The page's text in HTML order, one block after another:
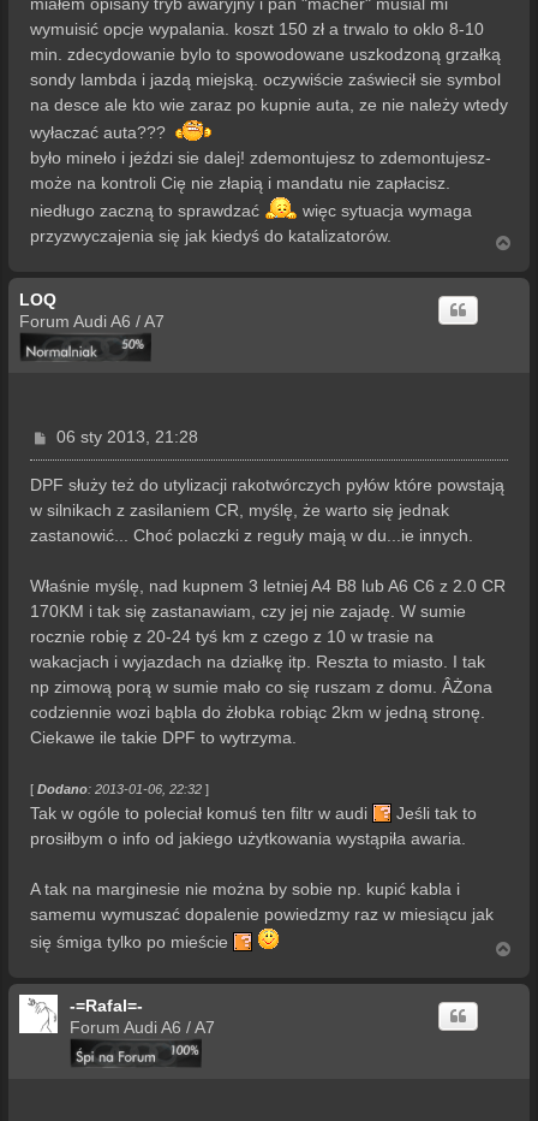
wymuisić opcje wypalania. koszt 150 zł a trwalo to oklo 8-10
min. zdecydowanie bylo to spowodowane uszkodzoną grzałką
sondy lambda i jazdą miejską. oczywiście zaświecił sie symbol
na desce ale kto wie zaraz po kupnie auta, ze nie należy wtedy
wyłaczać auta???
było mineło i jeździ sie dalej! zdemontujesz to zdemontujesz-
może na kontroli Cię nie złapią i mandatu nie zapłacisz.
niedługo zaczną to sprawdzać
więc sytuacja wymaga
przyzwyczajenia się jak kiedyś do katalizatorów.
g
LOQ
Forum Audi A6 / A7
P
o
s
06 sty 2013, 21:28
DPF służy też do utylizacji rakotwórczych pyłów które powstają
w silnikach z zasilaniem CR, myślę, że warto się jednak
zastanowić... Choć polaczki z reguły mają w du...ie innych.
Właśnie myślę, nad kupnem 3 letniej A4 B8 lub A6 C6 z 2.0 CR
170KM i tak się zastanawiam, czy jej nie zajadę. W sumie
rocznie robię z 20-24 tyś km z czego z 10 w trasie na
wakacjach i wyjazdach na działkę itp. Reszta to miasto. I tak
np zimową porą w sumie mało co się ruszam z domu. ÂŻona
codziennie wozi bąbla do żłobka robiąc 2km w jedną stronę.
Ciekawe ile takie DPF to wytrzyma.
[ Dodano: 2013-01-06, 22:32 ]
Tak w ogóle to poleciał komuś ten filtr w audi
Jeśli tak to
prosiłbym o info od jakiego użytkowania wystąpiła awaria.
A tak na marginesie nie można by sobie np. kupić kabla i
samemu wymuszać dopalenie powiedzmy raz w miesiącu jak
się śmiga tylko po mieście
g
-=Rafal=-
Forum Audi A6 / A7